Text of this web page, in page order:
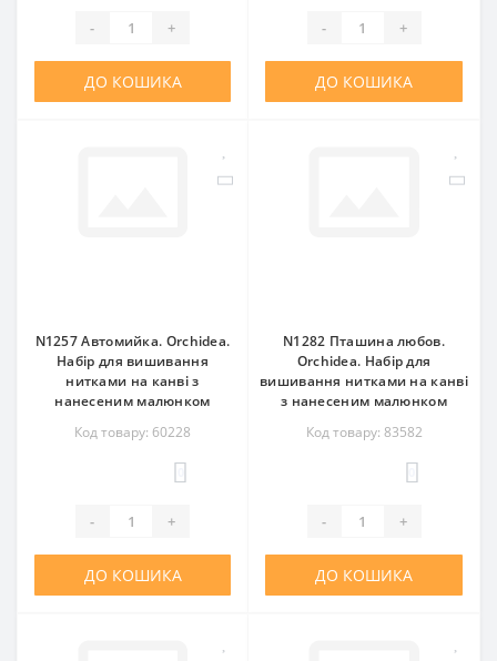
- +
ДО КОШИКА
- +
ДО КОШИКА
N1257 Автомийка. Orchidea.
Набір для вишивання
нитками на канві з
нанесеним малюнком
Код товару: 60228
- +
ДО КОШИКА
N1282 Пташина любов.
Orchidea. Набір для
вишивання нитками на канві
з нанесеним малюнком
Код товару: 83582
- +
ДО КОШИКА